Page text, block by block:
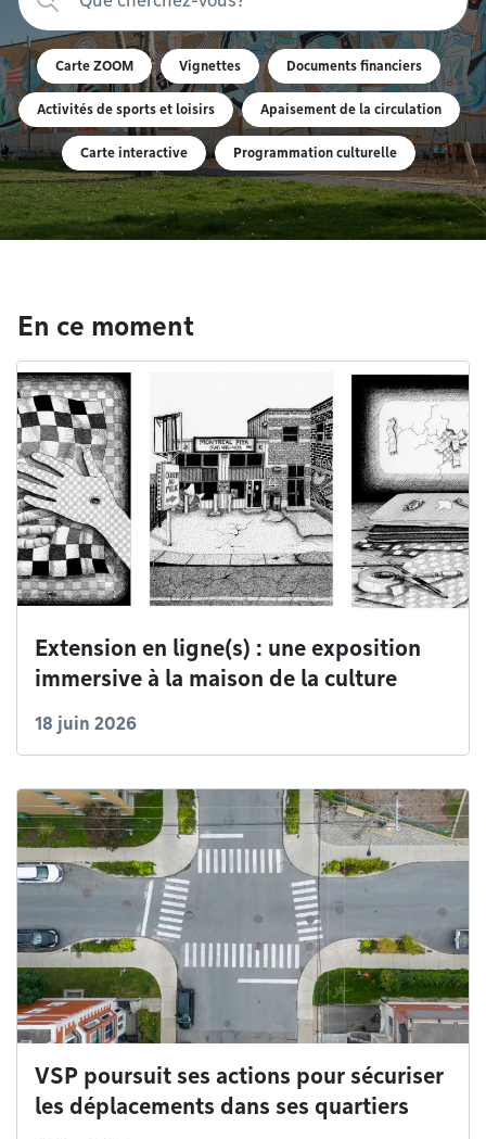
Carte ZOOM Vignettes Documents financiers
Activités de sports et loisirs Apaisement de la circulation
Carte interactive Programmation culturelle
En ce moment
Extension en ligne(s) : une exposition
immersive à la maison de la culture
18 juin 2026
VSP poursuit ses actions pour sécuriser
les déplacements dans ses quartiers